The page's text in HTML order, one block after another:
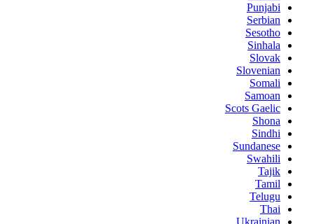
Punjabi
Serbian
Sesotho
Sinhala
Slovak
Slovenian
Somali
Samoan
Scots Gaelic
Shona
Sindhi
Sundanese
Swahili
Tajik
Tamil
Telugu
Thai